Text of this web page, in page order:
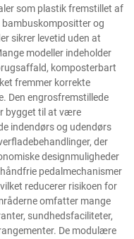
som plastik fremstillet af
og
sikrer levetid uden at
modeller indeholder
komposterbart
fremmer korrekte
Den engrosfremstillede
bygget til at være
indendørs og udendørs
der
designmuligheder
pedalmechanismer
reducerer risikoen for
omfatter mange
sundhedsfaciliteter,
De modulære